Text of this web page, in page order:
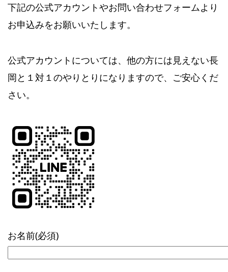
下記の公式アカウントやお問い合わせフォームより
お申込みをお願いいたします。
公式アカウントについては、他の方には見えない長
岡と１対１のやりとりになりますので、ご安心くだ
さい。
お名前(必須)